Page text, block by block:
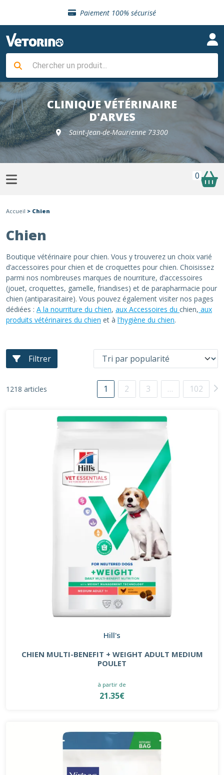
Paiement 100% sécurisé
Livraison gratuite en clinique vétérinaire
Sélection de croquettes vétérinaire
Livraison gratuite en clinique vétérinaire
Retour gratuit en clinique
Sélection de croquettes vétérinaire
CLINIQUE VÉTÉRINAIRE
D'ARVES
Saint-Jean-de-Maurienne 73300
0
Accueil > Chien
Chien
Boutique vétérinaire pour chien. Vous y trouverez un choix varié
d’accessoires pour chien et de croquettes pour chien. Choisissez
parmi nos nombreuses marques de nourriture, d’accessoires
(jouet, croquettes, gamelle, friandises) et de parapharmacie pour
chien (antiparasitaire). Vous pouvez également visiter nos pages
dédiées : A la nourriture du chien, aux Accessoires du chien, aux
produits vétérinaires du chien et à l'hygiène du chien.
Filtrer
1218 articles 1 2 3 … 102
Hill's
CHIEN MULTI-BENEFIT + WEIGHT ADULT MEDIUM
POULET
à partir de
21.35€